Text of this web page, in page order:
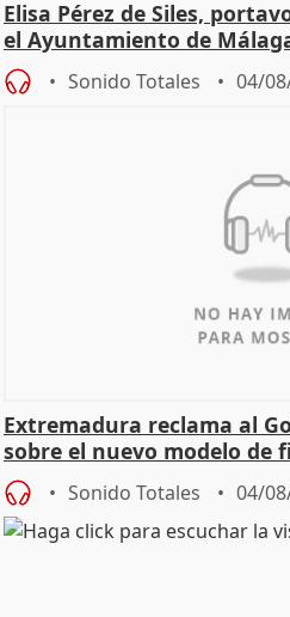
Elisa Pérez de Siles,
el Ayuntamiento de
Sonido Totales 04/
Extremadura reclama al
sobre el nuevo modelo de
Sonido Totales 04/